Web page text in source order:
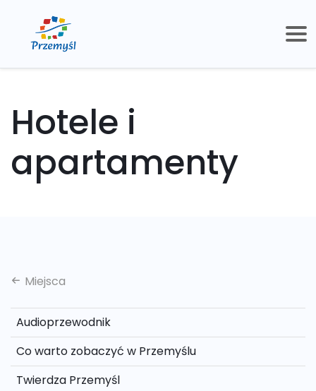
Hotele i
apartamenty
Miejsca
Audioprzewodnik
Co warto zobaczyć w Przemyślu
Twierdza Przemyśl